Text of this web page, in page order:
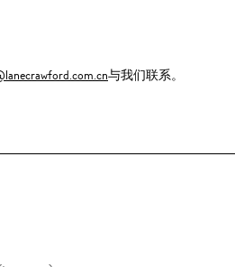
与我们联系。